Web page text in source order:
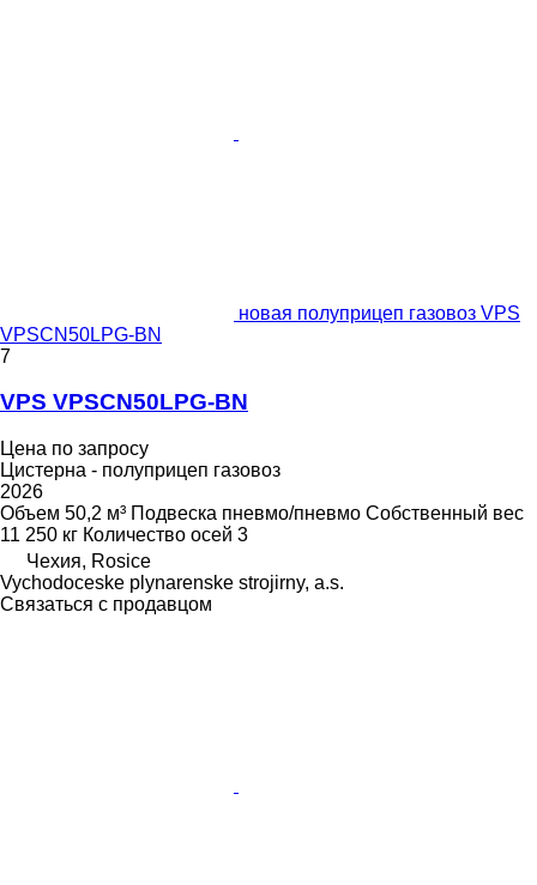
новая полуприцеп газовоз VPS
VPSCN50LPG-BN
7
VPS VPSCN50LPG-BN
Цена по запросу
Цистерна - полуприцеп газовоз
2026
Объем 50,2 м³ Подвеска пневмо/пневмо Собственный вес
11 250 кг Количество осей 3
Чехия, Rosice
Vychodoceske plynarenske strojirny, a.s.
Связаться с продавцом